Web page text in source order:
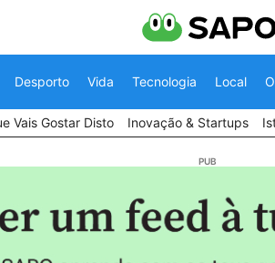
Desporto Vida Tecnologia Local
Vais Gostar Disto Inovação & Startups